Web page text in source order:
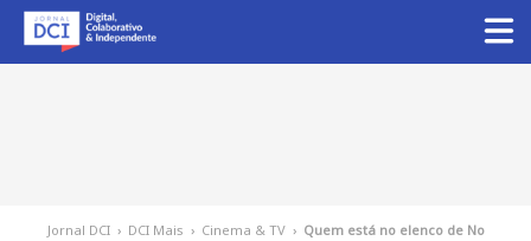
Jornal DCI › DCI Mais › Cinema & TV › Quem está no elenco de No